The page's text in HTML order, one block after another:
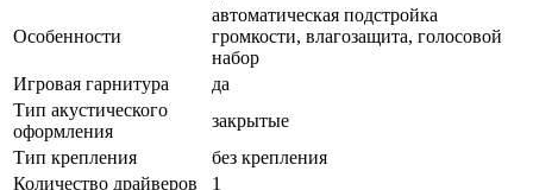
Особенности
автоматическая подстройка
громкости, влагозащита, голосовой
набор
Игровая гарнитура
да
Тип акустического
оформления
закрытые
Тип крепления
без крепления
Количество драйверов
1